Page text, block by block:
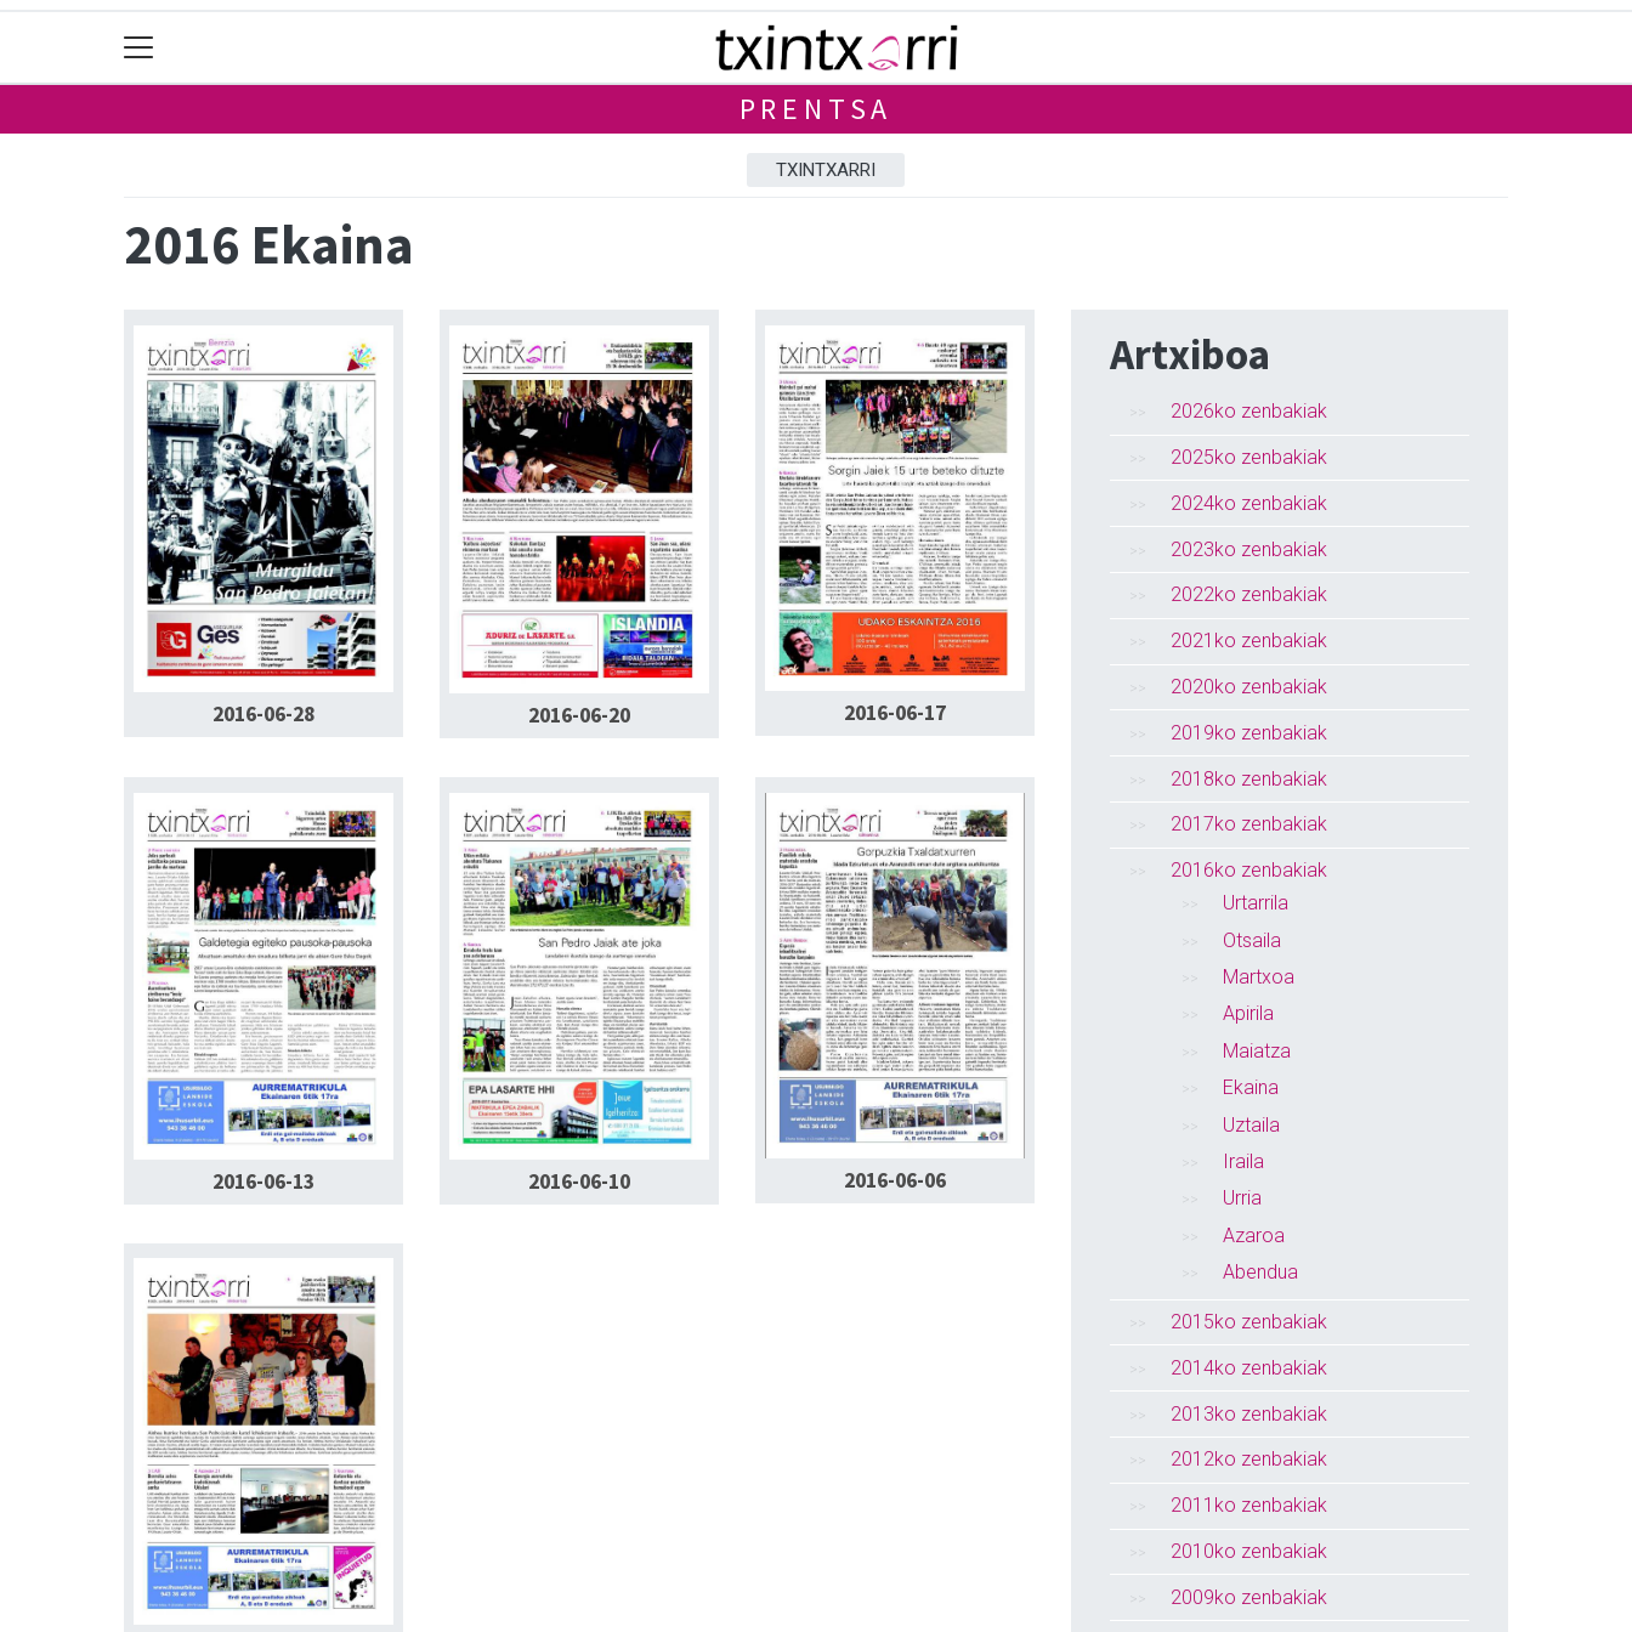
PRENTSA
TXINTXARRI
2016 Ekaina
2016-06-28 2016-06-20 2016-06-17
2016-06-13 2016-06-10 2016-06-06
Artxiboa
2026ko zenbakiak
2025ko zenbakiak
2024ko zenbakiak
2023ko zenbakiak
2022ko zenbakiak
2021ko zenbakiak
2020ko zenbakiak
2019ko zenbakiak
2018ko zenbakiak
2017ko zenbakiak
2016ko zenbakiak
Urtarrila
Otsaila
Martxoa
Apirila
Maiatza
Ekaina
Uztaila
Iraila
Urria
Azaroa
Abendua
2015ko zenbakiak
2014ko zenbakiak
2013ko zenbakiak
2012ko zenbakiak
2011ko zenbakiak
2010ko zenbakiak
2009ko zenbakiak